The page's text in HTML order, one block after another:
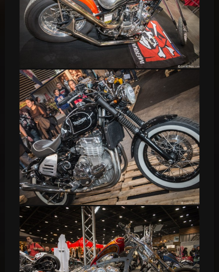
Chopper
Triumph Café Racer